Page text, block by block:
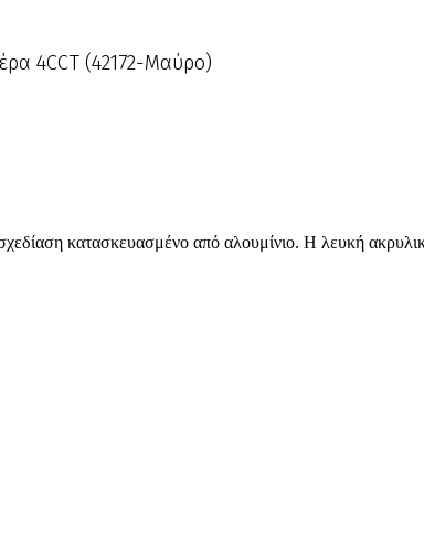
4CCT (42172-Μαύρο)
κατασκευασμένο από αλουμίνιο. Η λευκή